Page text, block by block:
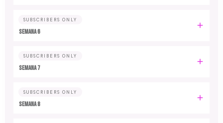
SUBSCRIBERS ONLY
Semana 6
SUBSCRIBERS ONLY
Semana 7
SUBSCRIBERS ONLY
Semana 8